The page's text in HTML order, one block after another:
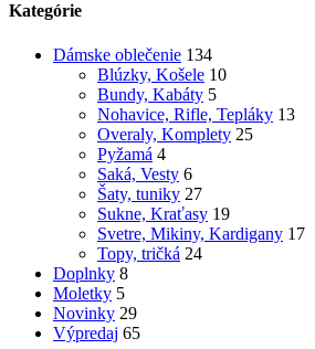
Kategórie
Dámske oblečenie 134
Blúzky, Košele 10
Bundy, Kabáty 5
Nohavice, Rifle, Tepláky 13
Overaly, Komplety 25
Pyžamá 4
Saká, Vesty 6
Šaty, tuniky 27
Sukne, Kraťasy 19
Svetre, Mikiny, Kardigany 17
Topy, tričká 24
Doplnky 8
Moletky 5
Novinky 29
Výpredaj 65